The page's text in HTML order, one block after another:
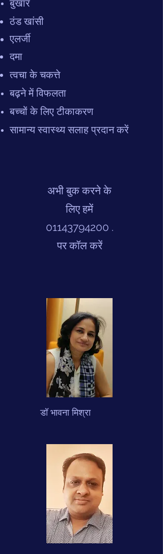
बुखार
ठंड खांसी
एलर्जी
दमा
त्वचा के चकत्ते
बढ़ने में विफलता
बच्चों के लिए टीकाकरण
सामान्य स्वास्थ्य सलाह प्रदान करें
डॉ भावना मिश्रा
अभी बुक करने के
लिए हमें
01143794200 .
पर कॉल करें